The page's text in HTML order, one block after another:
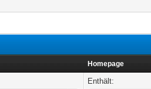
Homepage
Enthält: